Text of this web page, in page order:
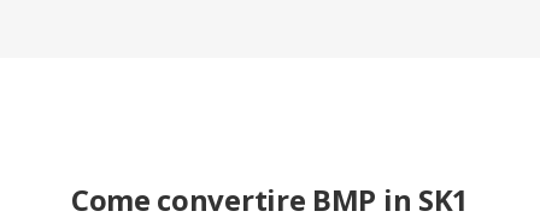
Come convertire BMP in SK1